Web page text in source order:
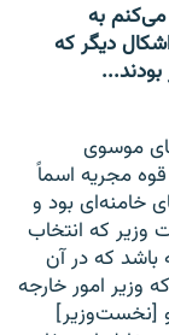
به
دیگر که
موسوی
مجریه اسماً
خامنه‌ای بود و
که انتخاب
باشد که در آن
بود که وزیر امور خارجه
[نخست‌وزیر]